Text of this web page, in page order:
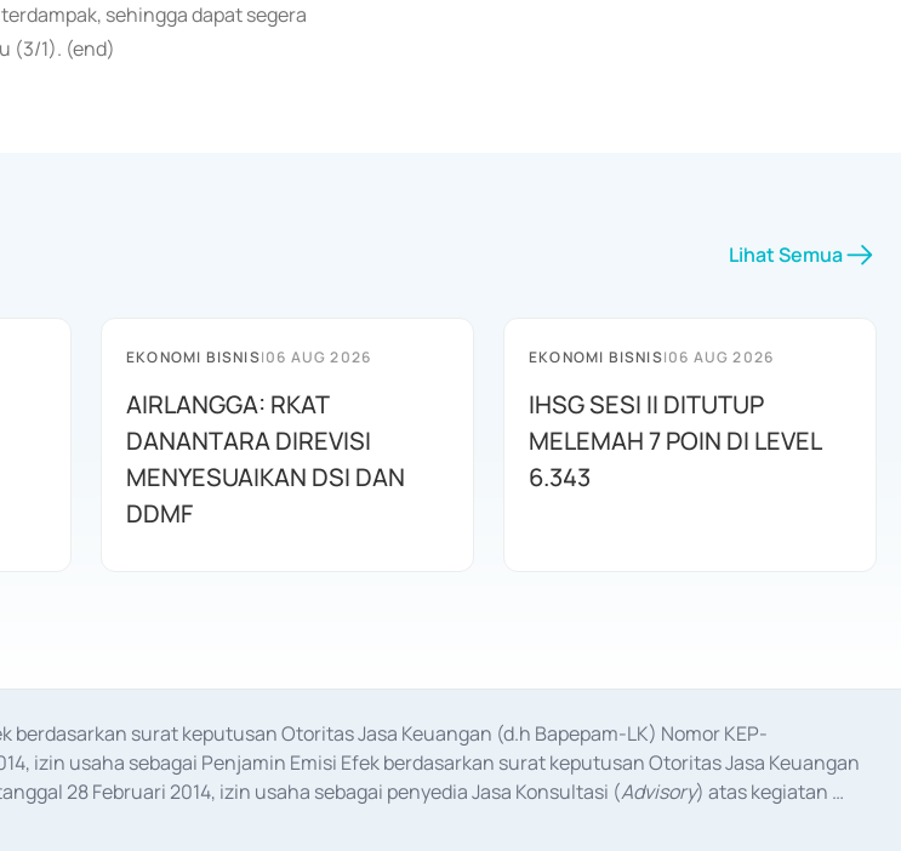
sehingga dapat segera
(3/1). (end)
Lihat Semua
EKONOMI BISNIS|06 AUG 2026
AIRLANGGA: RKAT
DANANTARA DIREVISI
MENYESUAIKAN DSI DAN
DDMF
EKONOMI BISNIS|06 AUG 2026
IHSG SESI II DITUTUP
MELEMAH 7 POIN DI LEVEL
6.343
surat keputusan Otoritas Jasa Keuangan (d.h Bapepam-LK) Nomor KEP-
izin usaha sebagai Penjamin Emisi Efek berdasarkan surat keputusan Otoritas Jasa Keuangan
28 Februari 2014, izin usaha sebagai penyedia Jasa Konsultasi (Advisory) atas kegiatan